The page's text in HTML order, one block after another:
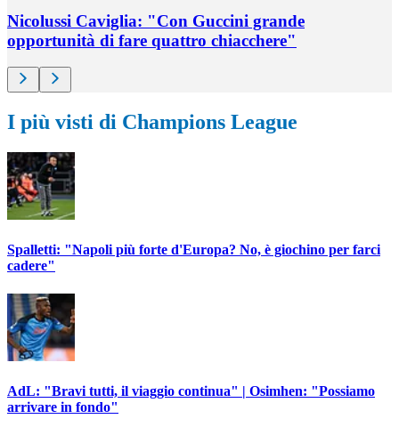
Nicolussi Caviglia: "Con Guccini grande
opportunità di fare quattro chiacchere"
I più visti di Champions League
Spalletti: "Napoli più forte d'Europa? No, è giochino per farci
cadere"
AdL: "Bravi tutti, il viaggio continua" | Osimhen: "Possiamo
arrivare in fondo"